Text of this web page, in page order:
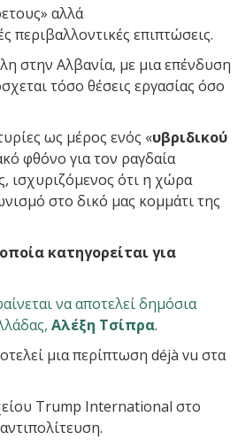
αλλά
περιβαλλοντικές επιπτώσεις.
στην Αλβανία, με μια επένδυση
τόσο θέσεις εργασίας όσο
ως μέρος ενός «υβριδικού
φθόνο για τον ραγδαία
ισχυριζόμενος ότι η χώρα
στο δικό μας κομμάτι της
κατηγορείται για
να αποτελεί δημόσια
Αλέξη Τσίπρα.
μια περίπτωση déjà vu στα
Trump International στο